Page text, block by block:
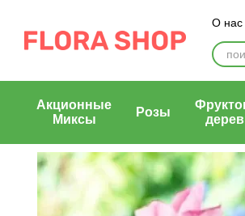
О нас
Акционные
Миксы
Розы